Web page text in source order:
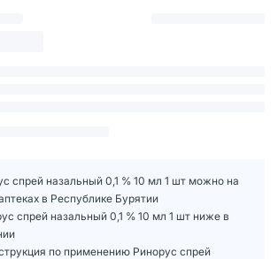
спрей назальный 0,1 % 10 мл 1 шт можно на
в Республике Бурятии
спрей назальный 0,1 % 10 мл 1 шт ниже в
по применению Ринорус спрей